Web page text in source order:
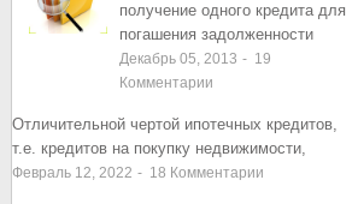
получение одного кредита для
погашения задолженности
Декабрь 05, 2013 - 19
Комментарии
Отличительной чертой ипотечных кредитов,
т.е. кредитов на покупку недвижимости,
Февраль 12, 2022 - 18 Комментарии